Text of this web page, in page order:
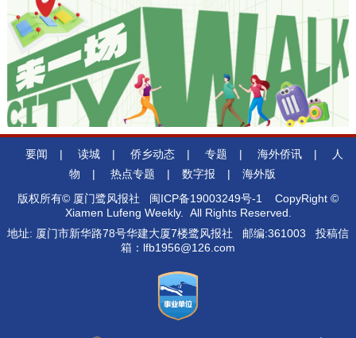
要闻 | 读城 | 侨乡动态 | 专题 | 海外侨讯 |
人
物
| 热点专题 | 数字报 |
海外版
版权所有© 厦门鹭风报社 闽ICP备19003249号-1
CopyRight ©
Xiamen Lufeng Weekly. All Rights Reserved.
地址: 厦门市新华路78号华建大厦7楼鹭风报社 邮编:361003 投稿信
箱：lfb1956@126.com